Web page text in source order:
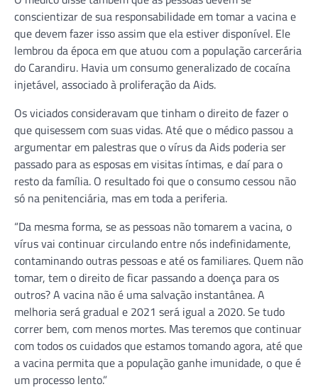
conscientizar de sua responsabilidade em tomar a vacina e
que devem fazer isso assim que ela estiver disponível. Ele
lembrou da época em que atuou com a população carcerária
do Carandiru. Havia um consumo generalizado de cocaína
injetável, associado à proliferação da Aids.
Os viciados consideravam que tinham o direito de fazer o
que quisessem com suas vidas. Até que o médico passou a
argumentar em palestras que o vírus da Aids poderia ser
passado para as esposas em visitas íntimas, e daí para o
resto da família. O resultado foi que o consumo cessou não
só na penitenciária, mas em toda a periferia.
“Da mesma forma, se as pessoas não tomarem a vacina, o
vírus vai continuar circulando entre nós indefinidamente,
contaminando outras pessoas e até os familiares. Quem não
tomar, tem o direito de ficar passando a doença para os
outros? A vacina não é uma salvação instantânea. A
melhoria será gradual e 2021 será igual a 2020. Se tudo
correr bem, com menos mortes. Mas teremos que continuar
com todos os cuidados que estamos tomando agora, até que
a vacina permita que a população ganhe imunidade, o que é
um processo lento.”